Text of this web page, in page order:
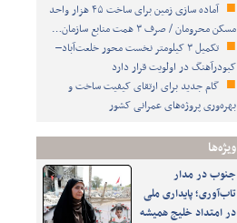
آماده سازی زمین برای ساخت ۴۵ هزار واحد
مسکن محرومان / صرف ۳ همت منابع سازمان…
تکمیل ۳ کیلومتر نخست محور خلعت‌آباد–
کبودرآهنگ در اولویت قرار دارد
گام جدید برای ارتقای کیفیت ساخت و
بهره‌وری پروژه‌های عمرانی کشور
ویژه‌ها
جنوب در مدار
تاب‌آوری؛ پایداری ملی
در امتداد خلیج همیشه